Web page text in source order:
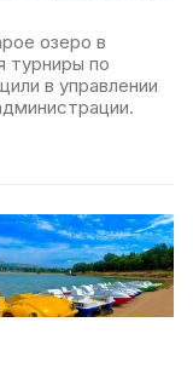
озеро в
турниры по
в управлении